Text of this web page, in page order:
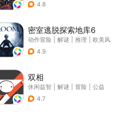
4.8
密室逃脱探索地库6
动作冒险 解谜 推理
欧美风
4.9
双相
休闲益智 解谜 冒险
公益
4.7